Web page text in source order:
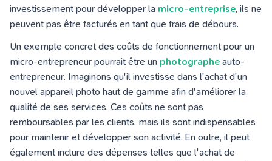
investissement pour développer la micro-entreprise, ils ne
peuvent pas être facturés en tant que frais de débours.
Un exemple concret des coûts de fonctionnement pour un
micro-entrepreneur pourrait être un photographe auto-
entrepreneur. Imaginons qu'il investisse dans l'achat d'un
nouvel appareil photo haut de gamme afin d'améliorer la
qualité de ses services. Ces coûts ne sont pas
remboursables par les clients, mais ils sont indispensables
pour maintenir et développer son activité. En outre, il peut
également inclure des dépenses telles que l'achat de